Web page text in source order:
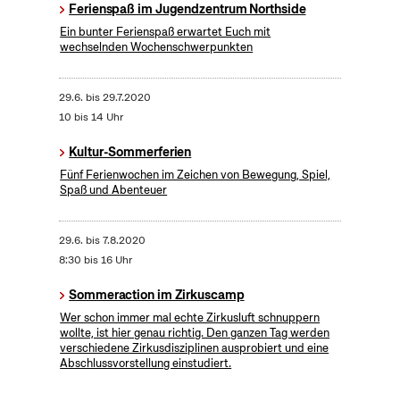
Ferienspaß im Jugendzentrum Northside
Ein bunter Ferienspaß erwartet Euch mit
wechselnden Wochenschwerpunkten
29.6. bis29.7.2020
10 bis 14 Uhr
Kultur-Sommerferien
Fünf Ferienwochen im Zeichen von Bewegung, Spiel,
Spaß und Abenteuer
29.6. bis7.8.2020
8:30 bis 16 Uhr
Sommeraction im Zirkuscamp
Wer schon immer mal echte Zirkusluft schnuppern
wollte, ist hier genau richtig. Den ganzen Tag werden
verschiedene Zirkusdisziplinen ausprobiert und eine
Abschlussvorstellung einstudiert.